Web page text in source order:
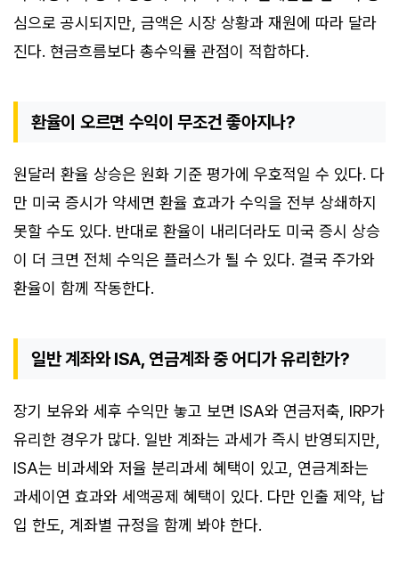
심으로 공시되지만, 금액은 시장 상황과 재원에 따라 달라
진다. 현금흐름보다 총수익률 관점이 적합하다.
환율이 오르면 수익이 무조건 좋아지나?
원달러 환율 상승은 원화 기준 평가에 우호적일 수 있다. 다
만 미국 증시가 약세면 환율 효과가 수익을 전부 상쇄하지
못할 수도 있다. 반대로 환율이 내리더라도 미국 증시 상승
이 더 크면 전체 수익은 플러스가 될 수 있다. 결국 주가와
환율이 함께 작동한다.
일반 계좌와 ISA, 연금계좌 중 어디가 유리한가?
장기 보유와 세후 수익만 놓고 보면 ISA와 연금저축, IRP가
유리한 경우가 많다. 일반 계좌는 과세가 즉시 반영되지만,
ISA는 비과세와 저율 분리과세 혜택이 있고, 연금계좌는
과세이연 효과와 세액공제 혜택이 있다. 다만 인출 제약, 납
입 한도, 계좌별 규정을 함께 봐야 한다.